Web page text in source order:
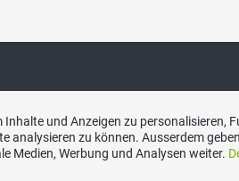
Kontakt
Inhalte und Anzeigen zu personalisieren,
analysieren zu können. Ausserdem
Medien, Werbung und Analysen weiter.